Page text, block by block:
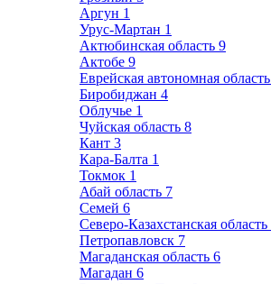
Аргун 1
Урус-Мартан 1
Актюбинская область 9
Актобе 9
Еврейская автономная область
Биробиджан 4
Облучье 1
Чуйская область 8
Кант 3
Кара-Балта 1
Токмок 1
Абай область 7
Семей 6
Северо-Казахстанская область
Петропавловск 7
Магаданская область 6
Магадан 6